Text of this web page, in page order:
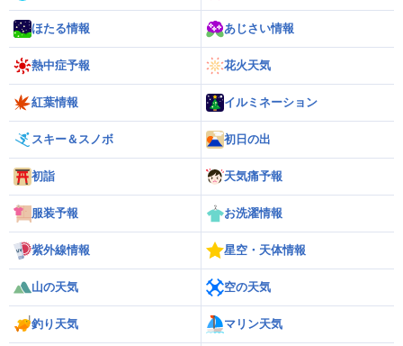
ほたる情報 あじさい情報
熱中症予報 花火天気
紅葉情報 イルミネーション
スキー＆スノボ 初日の出
初詣 天気痛予報
服装予報 お洗濯情報
紫外線情報 星空・天体情報
山の天気 空の天気
釣り天気 マリン天気